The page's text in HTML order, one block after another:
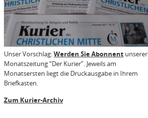
Unser Vorschlag:Werden Sie Abonnent unserer
Monatszeitung “Der Kurier”. Jeweils am
Monatsersten liegt die Druckausgabe in Ihrem
Briefkasten.
Zum Kurier-Archiv